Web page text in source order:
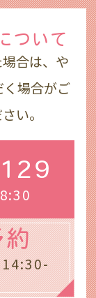
ついて
合は、や
場合がご
い。
約